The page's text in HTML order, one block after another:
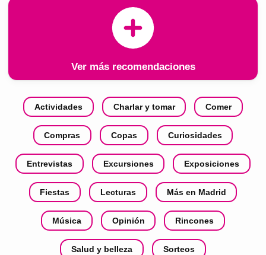
Ver más recomendaciones
Actividades Charlar y tomar Comer
Compras Copas Curiosidades
Entrevistas Excursiones Exposiciones
Fiestas Lecturas Más en Madrid
Música Opinión Rincones
Salud y belleza Sorteos